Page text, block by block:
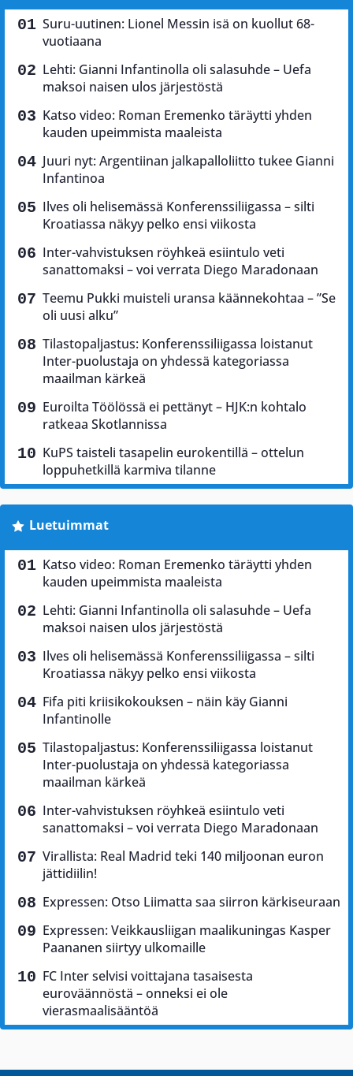
Suru-uutinen: Lionel Messin isä on kuollut 68-
vuotiaana
Lehti: Gianni Infantinolla oli salasuhde – Uefa
maksoi naisen ulos järjestöstä
Katso video: Roman Eremenko täräytti yhden
kauden upeimmista maaleista
Juuri nyt: Argentiinan jalkapalloliitto tukee Gianni
Infantinoa
Ilves oli helisemässä Konferenssiliigassa – silti
Kroatiassa näkyy pelko ensi viikosta
Inter-vahvistuksen röyhkeä esiintulo veti
sanattomaksi – voi verrata Diego Maradonaan
Teemu Pukki muisteli uransa käännekohtaa – ”Se
oli uusi alku”
Tilastopaljastus: Konferenssiliigassa loistanut
Inter-puolustaja on yhdessä kategoriassa
maailman kärkeä
Euroilta Töölössä ei pettänyt – HJK:n kohtalo
ratkeaa Skotlannissa
KuPS taisteli tasapelin eurokentillä – ottelun
loppuhetkillä karmiva tilanne
Luetuimmat
Katso video: Roman Eremenko täräytti yhden
kauden upeimmista maaleista
Lehti: Gianni Infantinolla oli salasuhde – Uefa
maksoi naisen ulos järjestöstä
Ilves oli helisemässä Konferenssiliigassa – silti
Kroatiassa näkyy pelko ensi viikosta
Fifa piti kriisikokouksen – näin käy Gianni
Infantinolle
Tilastopaljastus: Konferenssiliigassa loistanut
Inter-puolustaja on yhdessä kategoriassa
maailman kärkeä
Inter-vahvistuksen röyhkeä esiintulo veti
sanattomaksi – voi verrata Diego Maradonaan
Virallista: Real Madrid teki 140 miljoonan euron
jättidiilin!
Expressen: Otso Liimatta saa siirron kärkiseuraan
Expressen: Veikkausliigan maalikuningas Kasper
Paananen siirtyy ulkomaille
FC Inter selvisi voittajana tasaisesta
euroväännöstä – onneksi ei ole
vierasmaalisääntöä